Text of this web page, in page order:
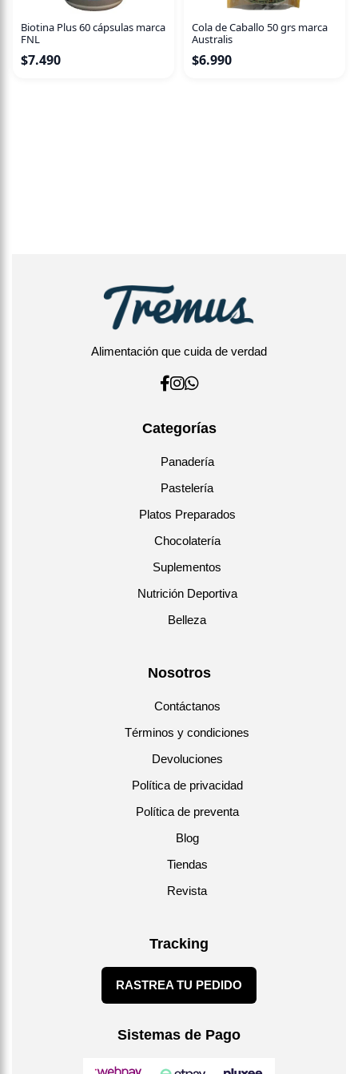
Biotina Plus 60 cápsulas marca
FNL
$7.490
Cola de Caballo 50 grs marca
Australis
$6.990
Alimentación que cuida de verdad
Categorías
Panadería
Pastelería
Platos Preparados
Chocolatería
Suplementos
Nutrición Deportiva
Belleza
Nosotros
Contáctanos
Términos y condiciones
Devoluciones
Política de privacidad
Política de preventa
Blog
Tiendas
Revista
Tracking
RASTREA TU PEDIDO
Sistemas de Pago